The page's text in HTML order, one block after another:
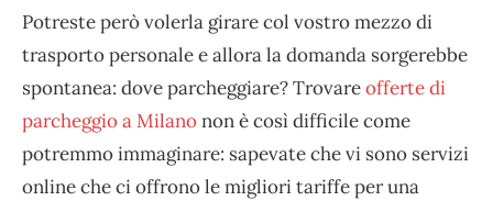
Potreste però volerla girare col vostro mezzo di
trasporto personale e allora la domanda sorgerebbe
spontanea: dove parcheggiare? Trovareofferte di
parcheggio a Milanonon è così difficile come
potremmo immaginare: sapevate che vi sono servizi
online che ci offrono le migliori tariffe per una